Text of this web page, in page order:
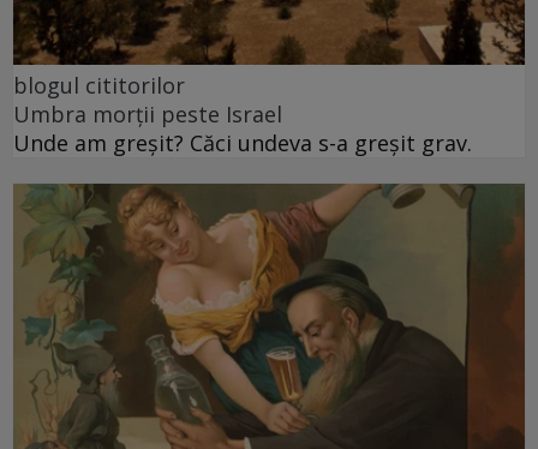
blogul cititorilor
Umbra morții peste Israel
Unde am greșit? Căci undeva s-a greșit grav.